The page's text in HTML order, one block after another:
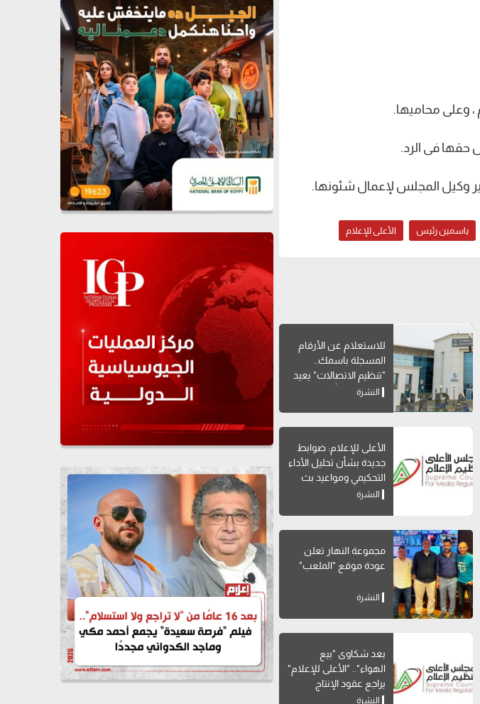
وعلى محاميها.
حقها فى الرد.
وكيل المجلس لإعمال شئونها.
ياسمين رئيس الأعلى للإعلام
للاستعلام عن الأرقام
المسجلة باسمك..
"تنظيم الاتصالات" يعيد
إتاحة خدمة "أرقامي" عبر
النشرة
الأعلى للإعلام: ضوابط
جديدة بشأن تحليل الأداء
التحكيمي ومواعيد بث
البرامج الرياضية
النشرة
مجموعة النهار تعلن
عودة موقع "الملعب"
النشرة
بعد شكاوى "بيع
الهواء".. "الأعلى للإعلام"
يراجع عقود الإنتاج
المشترك بالقنوات
النشرة